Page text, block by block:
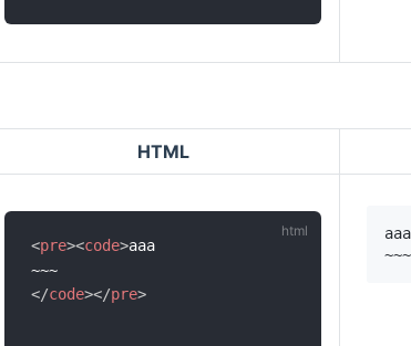
HTML
<pre><code>aaa
</code></pre>